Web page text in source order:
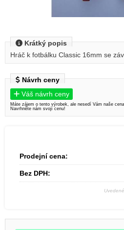
Krátký popis
Hráč k fotbálku Classic 16mm se
Návrh ceny
Váš návrh ceny
Máte zájem o tento výrobek, ale nesedí Vám naše
Navrhněte nám svojí cenu!
Prodejní cena:
Bez DPH: